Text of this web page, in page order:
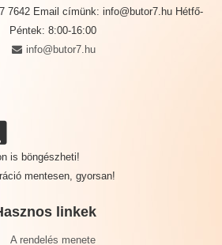
7642 Email címünk: info@butor7.hu Hétfő-
Péntek: 8:00-16:00
info@butor7.hu
is böngészheti!
mentesen, gyorsan!
linkek
A rendelés menete